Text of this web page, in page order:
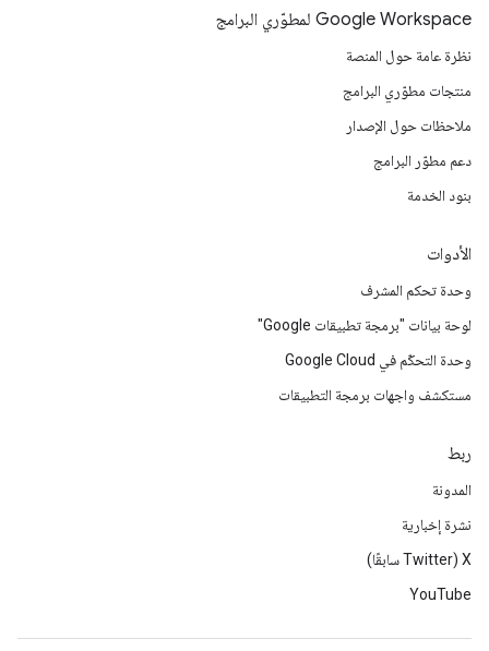
Google Workspace لمطوّري البرامج
نظرة عامة حول المنصة
منتجات مطوّري البرامج
ملاحظات حول الإصدار
دعم مطوّر البرامج
بنود الخدمة
الأدوات
وحدة تحكم المشرف
لوحة بيانات "برمجة تطبيقات Google"
وحدة التحكّم في Google Cloud
مستكشف واجهات برمجة التطبيقات
ربط
المدونة
نشرة إخبارية
‫X ‏(Twitter سابقًا)
YouTube